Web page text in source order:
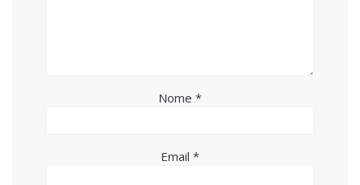
Nome *
Email *